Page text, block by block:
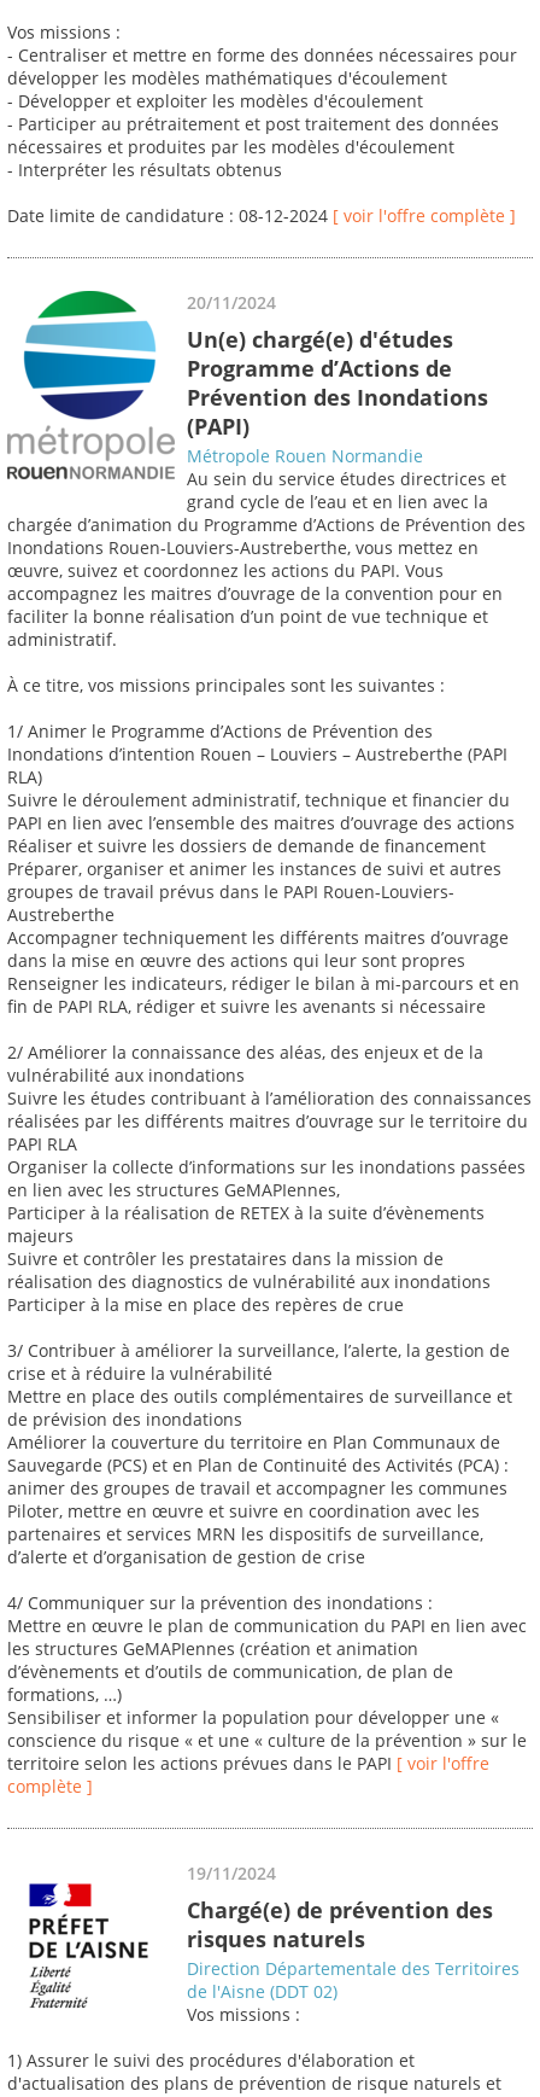
Vos missions :
- Centraliser et mettre en forme des données nécessaires pour
développer les modèles mathématiques d'écoulement
- Développer et exploiter les modèles d'écoulement
- Participer au prétraitement et post traitement des données
nécessaires et produites par les modèles d'écoulement
- Interpréter les résultats obtenus
Date limite de candidature : 08-12-2024 [ voir l'offre complète ]
20/11/2024
Un(e) chargé(e) d'études
Programme d’Actions de
Prévention des Inondations
(PAPI)
Métropole Rouen Normandie
Au sein du service études directrices et
grand cycle de l’eau et en lien avec la
chargée d’animation du Programme d’Actions de Prévention des
Inondations Rouen-Louviers-Austreberthe, vous mettez en
œuvre, suivez et coordonnez les actions du PAPI. Vous
accompagnez les maitres d’ouvrage de la convention pour en
faciliter la bonne réalisation d’un point de vue technique et
administratif.
À ce titre, vos missions principales sont les suivantes :
1/ Animer le Programme d’Actions de Prévention des
Inondations d’intention Rouen – Louviers – Austreberthe (PAPI
RLA)
Suivre le déroulement administratif, technique et financier du
PAPI en lien avec l’ensemble des maitres d’ouvrage des actions
Réaliser et suivre les dossiers de demande de financement
Préparer, organiser et animer les instances de suivi et autres
groupes de travail prévus dans le PAPI Rouen-Louviers-
Austreberthe
Accompagner techniquement les différents maitres d’ouvrage
dans la mise en œuvre des actions qui leur sont propres
Renseigner les indicateurs, rédiger le bilan à mi-parcours et en
fin de PAPI RLA, rédiger et suivre les avenants si nécessaire
2/ Améliorer la connaissance des aléas, des enjeux et de la
vulnérabilité aux inondations
Suivre les études contribuant à l’amélioration des connaissances
réalisées par les différents maitres d’ouvrage sur le territoire du
PAPI RLA
Organiser la collecte d’informations sur les inondations passées
en lien avec les structures GeMAPIennes,
Participer à la réalisation de RETEX à la suite d’évènements
majeurs
Suivre et contrôler les prestataires dans la mission de
réalisation des diagnostics de vulnérabilité aux inondations
Participer à la mise en place des repères de crue
3/ Contribuer à améliorer la surveillance, l’alerte, la gestion de
crise et à réduire la vulnérabilité
Mettre en place des outils complémentaires de surveillance et
de prévision des inondations
Améliorer la couverture du territoire en Plan Communaux de
Sauvegarde (PCS) et en Plan de Continuité des Activités (PCA) :
animer des groupes de travail et accompagner les communes
Piloter, mettre en œuvre et suivre en coordination avec les
partenaires et services MRN les dispositifs de surveillance,
d’alerte et d’organisation de gestion de crise
4/ Communiquer sur la prévention des inondations :
Mettre en œuvre le plan de communication du PAPI en lien avec
les structures GeMAPIennes (création et animation
d’évènements et d’outils de communication, de plan de
formations, …)
Sensibiliser et informer la population pour développer une «
conscience du risque « et une « culture de la prévention » sur le
territoire selon les actions prévues dans le PAPI [ voir l'offre
complète ]
19/11/2024
Chargé(e) de prévention des
risques naturels
Direction Départementale des Territoires
de l'Aisne (DDT 02)
Vos missions :
1) Assurer le suivi des procédures d'élaboration et
d'actualisation des plans de prévention de risque naturels et